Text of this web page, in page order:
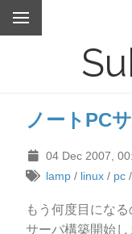
ノートPC
04 Dec 2007,
lamp/ linux/ pc/
もう何度目にな
サーバ構築開始